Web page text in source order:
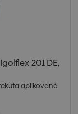
201 DE,
aplikovaná